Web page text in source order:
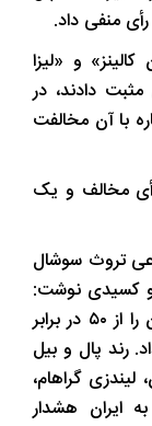
منفی داد.
و «لیزا
دادند، در
با آن مخالفت
نهایی رأی‌گیری ۴۷ رأی موافق، ۵۰ رأی مخالف و یک
تروث سوشال
و کسیدی نوشت:
«شگفت‌انگیز است! سنا رای خود درباره ایران را از ۵۰ در برابر
تغییر داد. رند پال و بیل
گراهام،
ایران هشدار